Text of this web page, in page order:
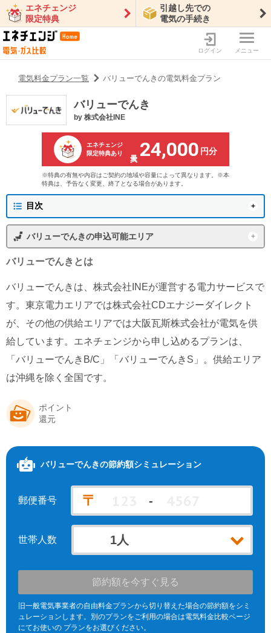
エネチェンジ
限定特典
引越し先での
電気の手続き
ログイン メニュー
電気料金プラン一覧 バリューでんきの電気料金プラン
バリューでんき
by 株式会社INE
エネチェンジ
限定特典あり
24,000 円分
※特典の有無や内容はご契約の地域や容量によって異なります。※本
特典は、予告なく変更、終了となる場合があります。
目次
特徴・メリット
バリューでんきの会社情報
バリューでんきの申込可能エリア
東京電力エリア
北陸電力エリア 中国電力エリア
関西電力エリア 四国電力エリア
北海道電力エリア 九州電力エリア
バリューでんき とは
バリューでんきは、株式会社INEが運営する電力サービスで
す。東京電力エリアでは株式会社CDエナジーダイレクト
が、その他の供給エリアでは大阪瓦斯株式会社が電気を供
給しています。エネチェンジから申し込めるプランは、
「バリューでんきB/C」「バリューでんきS」。供給エリア
は沖縄を除く全国です。
ポイント
還元
バリューでんきの節約額シミュレーション
郵便番号 〒 -
世帯人数
節約額を今すぐ見る
旧一般電気事業者の自由料金プランから切り替えた場合の節約額をシミ
ュレーションします。別のプランをご利用の場合は電気料金比較ページ
にてお使いの プランをお選びください。